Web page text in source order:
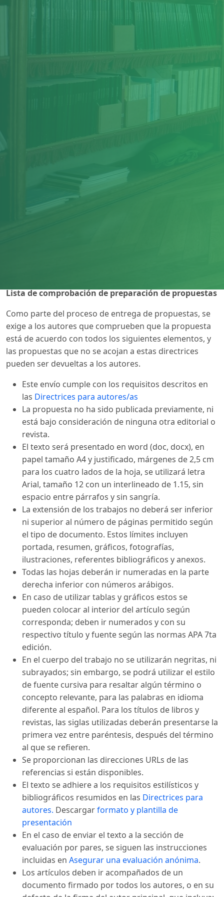
Lista de comprobación de preparación de propuestas
Como parte del proceso de entrega de propuestas, se
exige a los autores que comprueben que la propuesta
está de acuerdo con todos los siguientes elementos, y
las propuestas que no se acojan a estas directrices
pueden ser devueltas a los autores.
Este envío cumple con los requisitos descritos en
las Directrices para autores/as
La propuesta no ha sido publicada previamente, ni
está bajo consideración de ninguna otra editorial o
revista.
El texto será presentado en word (doc, docx), en
papel tamaño A4 y justificado, márgenes de 2,5 cm
para los cuatro lados de la hoja, se utilizará letra
Arial, tamaño 12 con un interlineado de 1.15, sin
espacio entre párrafos y sin sangría.
La extensión de los trabajos no deberá ser inferior
ni superior al número de páginas permitido según
el tipo de documento. Estos límites incluyen
portada, resumen, gráficos, fotografías,
ilustraciones, referentes bibliográficos y anexos.
Todas las hojas deberán ir numeradas en la parte
derecha inferior con números arábigos.
En caso de utilizar tablas y gráficos estos se
pueden colocar al interior del artículo según
corresponda; deben ir numerados y con su
respectivo título y fuente según las normas APA 7ta
edición.
En el cuerpo del trabajo no se utilizarán negritas, ni
subrayados; sin embargo, se podrá utilizar el estilo
de fuente cursiva para resaltar algún término o
concepto relevante, para las palabras en idioma
diferente al español. Para los títulos de libros y
revistas, las siglas utilizadas deberán presentarse la
primera vez entre paréntesis, después del término
al que se refieren.
Se proporcionan las direcciones URLs de las
referencias si están disponibles.
El texto se adhiere a los requisitos estilísticos y
bibliográficos resumidos en las Directrices para
autores. Descargarformato y plantilla de
presentación
En el caso de enviar el texto a la sección de
evaluación por pares, se siguen las instrucciones
incluidas en Asegurar una evaluación anónima.
Los artículos deben ir acompañados de un
documento firmado por todos los autores, o en su